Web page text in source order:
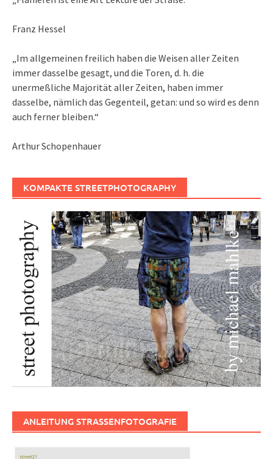
Franz Hessel
„Im allgemeinen freilich haben die Weisen aller Zeiten
immer dasselbe gesagt, und die Toren, d. h. die
unermeßliche Majorität aller Zeiten, haben immer
dasselbe, nämlich das Gegenteil, getan: und so wird es denn
auch ferner bleiben.“
Arthur Schopenhauer
KOMPAKTE STREETPHOTOGRAPHY
ANLEITUNG STRASSENFOTOGRAFIE